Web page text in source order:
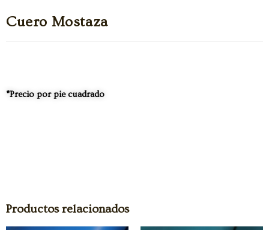
Cuero Mostaza
*Precio por pie cuadrado
Productos relacionados